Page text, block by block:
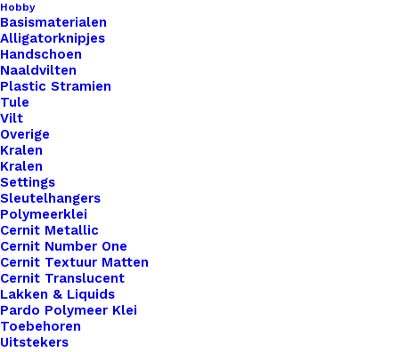
Hobby
Basismaterialen
Alligatorknipjes
Handschoen
Naaldvilten
Plastic Stramien
Tule
Vilt
Overige
Kralen
Kralen
Settings
Sleutelhangers
Polymeerklei
Cernit Metallic
Cernit Number One
Cernit Textuur Matten
Cernit Translucent
Lakken & Liquids
Pardo Polymeer Klei
Toebehoren
Uitstekers
Pompon Stof 30mm Turquoise
€0,35